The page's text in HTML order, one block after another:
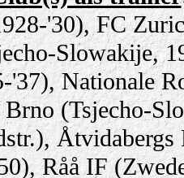
'30), FC
Slowakije,
'37),Nationale
(Tsjecho-
Råå IF